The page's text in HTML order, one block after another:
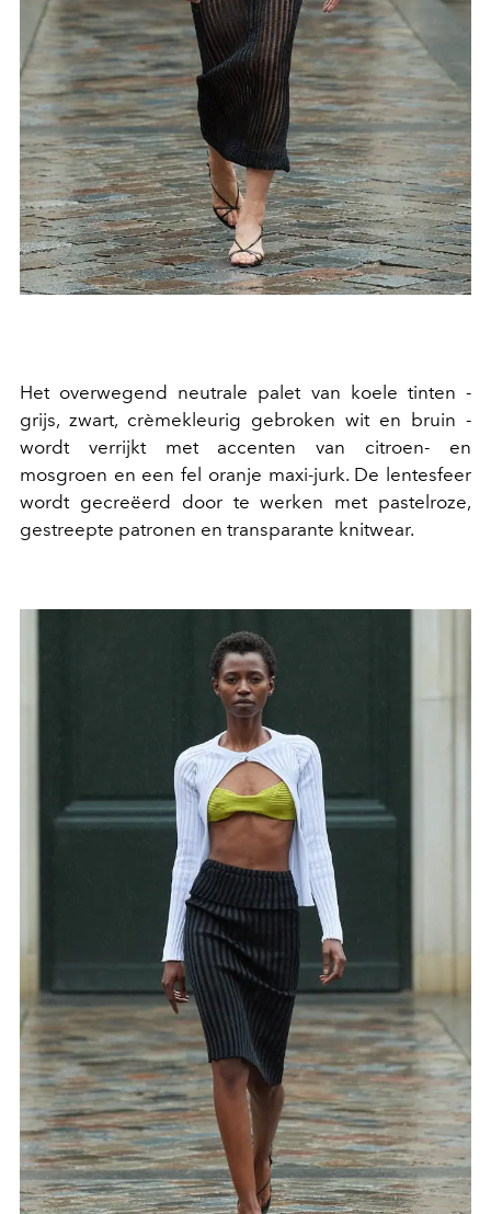
Het overwegend neutrale palet van koele tinten -
grijs, zwart, crèmekleurig gebroken wit en bruin -
wordt verrijkt met accenten van citroen- en
mosgroen en een fel oranje maxi-jurk. De lentesfeer
wordt gecreëerd door te werken met pastelroze,
gestreepte patronen en transparante knitwear.